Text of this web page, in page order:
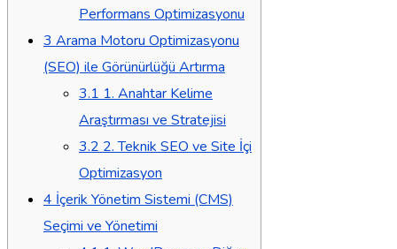
Performans Optimizasyonu
3 Arama Motoru Optimizasyonu
(SEO) ile Görünürlüğü Artırma
3.1 1. Anahtar Kelime
Araştırması ve Stratejisi
3.2 2. Teknik SEO ve Site İçi
Optimizasyon
4 İçerik Yönetim Sistemi (CMS)
Seçimi ve Yönetimi